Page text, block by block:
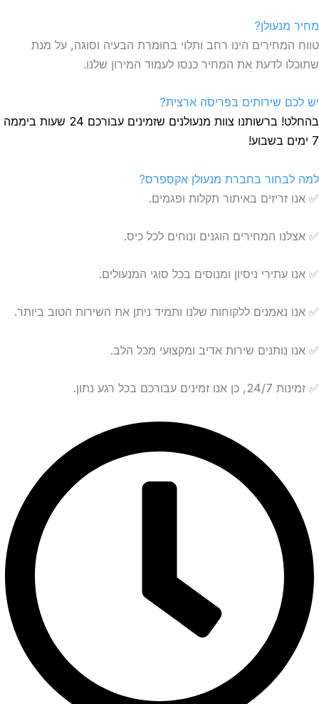
מחיר מנעולן?
טווח המחירים הינו רחב ותלוי בחומרת הבעיה וסוגה, על מנת
שתוכלו לדעת את המחיר כנסו לעמוד המירון שלנו.
יש לכם שירותים בפריסה ארצית?
בהחלט! ברשותנו צוות מנעולנים שזמינים עבורכם 24 שעות ביממה
7 ימים בשבוע!
למה לבחור בחברת מנעולן אקספרס?
✅ אנו זריזים באיתור תקלות ופגמים.
✅ אצלנו המחירים הוגנים ונוחים לכל כיס.
✅ אנו עתירי ניסיון ומנוסים בכל סוגי המנעולים.
✅ אנו נאמנים ללקוחות שלנו ותמיד ניתן את השירות הטוב ביותר.
✅ אנו נותנים שירות אדיב ומקצועי מכל הלב.
✅ זמינות 24/7, כן אנו זמינים עבורכם בכל רגע נתון.